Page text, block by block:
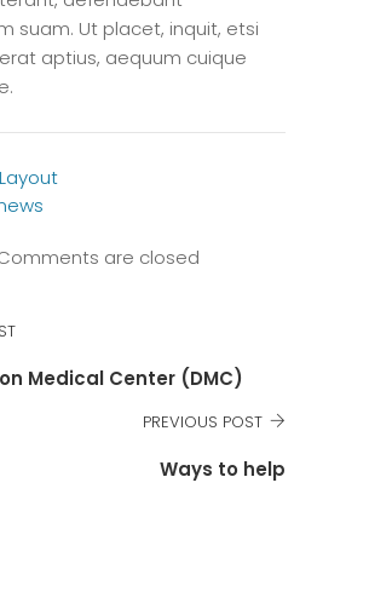
suam. Ut placet, inquit, etsi
aptius, aequum cuique
are closed
Medical Center (DMC)
PREVIOUS POST
Ways to help